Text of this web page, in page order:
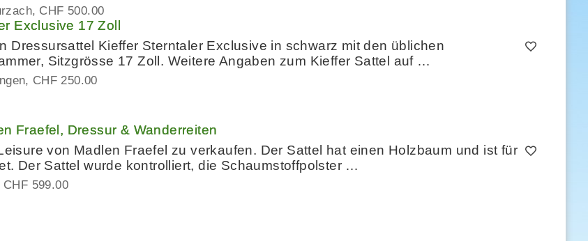
CHF 500.00
Exclusive 17 Zoll
Dressursattel Kieffer Sterntaler Exclusive in schwarz mit den üblichen
Sitzgrösse 17 Zoll. Weitere Angaben zum Kieffer Sattel auf …
CHF 250.00
Fraefel, Dressur & Wanderreiten
von Madlen Fraefel zu verkaufen. Der Sattel hat einen Holzbaum und ist für
Der Sattel wurde kontrolliert, die Schaumstoffpolster …
CHF 599.00